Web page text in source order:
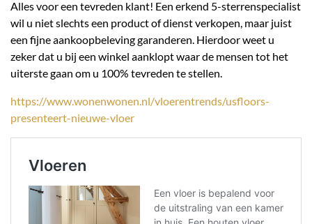
Alles voor een tevreden klant! Een erkend 5-sterrenspecialist
wil u niet slechts een product of dienst verkopen, maar juist
een fijne aankoopbeleving garanderen. Hierdoor weet u
zeker dat u bij een winkel aanklopt waar de mensen tot het
uiterste gaan om u 100% tevreden te stellen.
https://www.wonenwonen.nl/vloerentrends/usfloors-
presenteert-nieuwe-vloer